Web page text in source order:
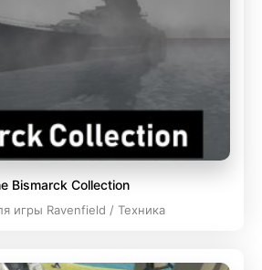
Bismarck Collection
игры Ravenfield / Техника